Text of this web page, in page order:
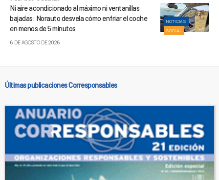
NOTICIAS
SOCIAL
Ni aire acondicionado al máximo ni ventanillas
bajadas: Norauto desvela cómo enfriar el coche
en menos de 5 minutos
6 DE AGOSTO DE 2026
Últimas publicaciones Corresponsables